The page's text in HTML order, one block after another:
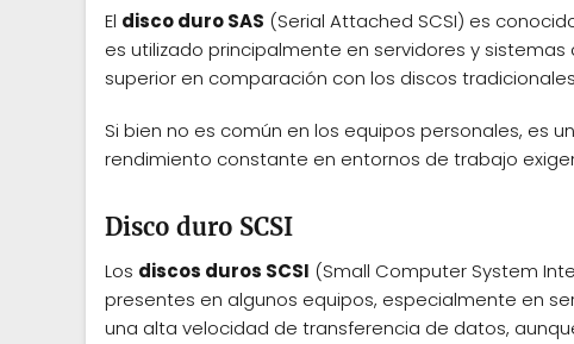
El disco duro SAS (Serial Attached SCSI) es
es utilizado principalmente en servidores y
superior en comparación con los discos
Si bien no es común en los equipos personales, es
rendimiento constante en entornos de trabajo
Disco duro SCSI
Los discos duros SCSI (Small Computer System
presentes en algunos equipos, especialmente en
una alta velocidad de transferencia de datos,